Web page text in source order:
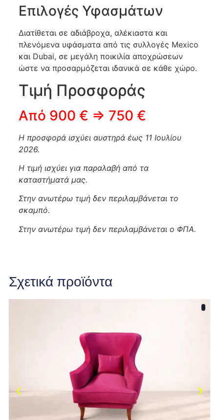
Επιλογές Υφασμάτων
Διατίθεται σε αδιάβροχα, αλέκιαστα και
πλενόμενα υφάσματα από τις συλλογές Mexico
και Dubai, σε μεγάλη ποικιλία αποχρώσεων
ώστε να προσαρμόζεται ιδανικά σε κάθε χώρο.
Τιμή Προσφοράς
Από 900 € ⇒ 750 €
Η προσφορά ισχύει αυστηρά έως 11 Ιουλίου
2026.
Η τιμή ισχύει για παραλαβή από τα
καταστήματά μας.
Στην ανωτέρω τιμή δεν περιλαμβάνεται το
σκαμπό.
Στην ανωτέρω τιμή δεν περιλαμβάνεται ο ΦΠΑ.
Σχετικά προϊόντα